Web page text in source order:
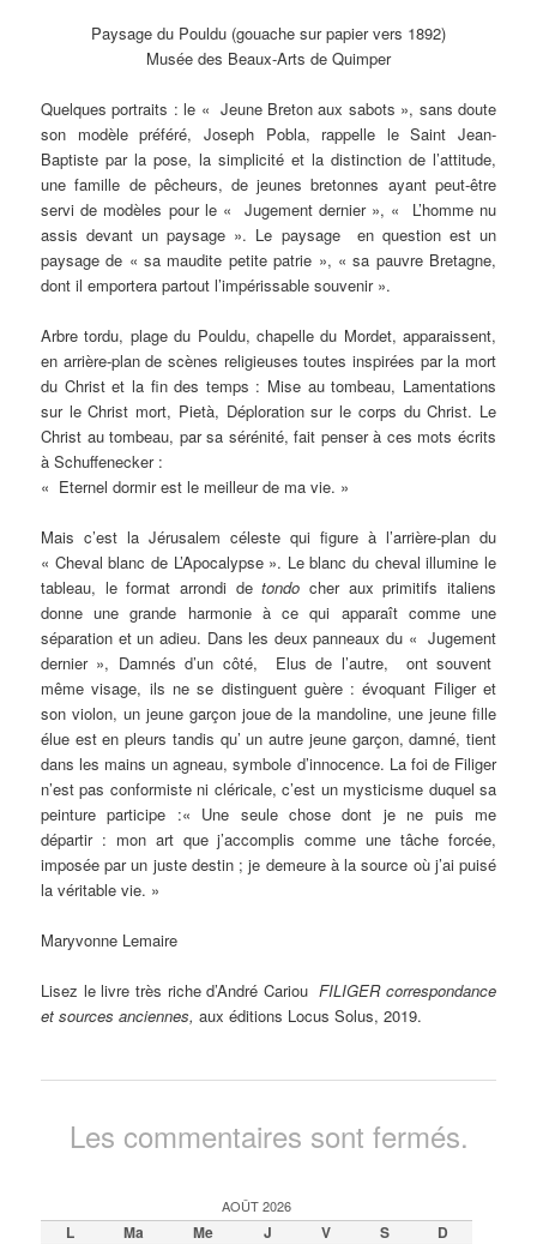
Paysage du Pouldu (gouache sur papier vers 1892)
Musée des Beaux-Arts de Quimper
Quelques portraits : le « Jeune Breton aux sabots », sans doute
son modèle préféré, Joseph Pobla, rappelle le Saint Jean-
Baptiste par la pose, la simplicité et la distinction de l’attitude,
une famille de pêcheurs, de jeunes bretonnes ayant peut-être
servi de modèles pour le « Jugement dernier », « L’homme nu
assis devant un paysage ». Le paysage en question est un
paysage de « sa maudite petite patrie », « sa pauvre Bretagne,
dont il emportera partout l’impérissable souvenir ».
Arbre tordu, plage du Pouldu, chapelle du Mordet, apparaissent,
en arrière-plan de scènes religieuses toutes inspirées par la mort
du Christ et la fin des temps : Mise au tombeau, Lamentations
sur le Christ mort, Pietà, Déploration sur le corps du Christ. Le
Christ au tombeau, par sa sérénité, fait penser à ces mots écrits
à Schuffenecker :
« Eternel dormir est le meilleur de ma vie. »
Mais c’est la Jérusalem céleste qui figure à l’arrière-plan du
« Cheval blanc de L’Apocalypse ». Le blanc du cheval illumine le
tableau, le format arrondi detondo cher aux primitifs italiens
donne une grande harmonie à ce qui apparaît comme une
séparation et un adieu. Dans les deux panneaux du « Jugement
dernier », Damnés d’un côté, Elus de l’autre, ont souvent
même visage, ils ne se distinguent guère : évoquant Filiger et
son violon, un jeune garçon joue de la mandoline, une jeune fille
élue est en pleurs tandis qu’ un autre jeune garçon, damné, tient
dans les mains un agneau, symbole d’innocence. La foi de Filiger
n’est pas conformiste ni cléricale, c’est un mysticisme duquel sa
peinture participe :« Une seule chose dont je ne puis me
départir : mon art que j’accomplis comme une tâche forcée,
imposée par un juste destin ; je demeure à la source où j’ai puisé
la véritable vie. »
Maryvonne Lemaire
Lisez le livre très riche d’André CariouFILIGER correspondance
et sources anciennes, aux éditions Locus Solus, 2019.
Les commentaires sont fermés.
AOÛT 2026
L Ma Me J V S D